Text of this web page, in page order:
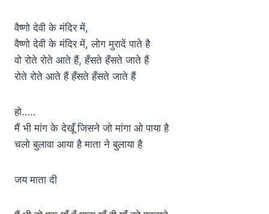
वैष्णो देवी के मंदिर में,
वैष्णो देवी के मंदिर में, लोग मुरादें पाते है
वो रोते रोते आते हैं, हँसते हँसते जाते हैं
रोते रोते आते हैं हँसते हँसते जाते हैं
हो…..
मैं भी मांग के देखूँ जिसने जो मांगा ओ पाया है
चलो बुलावा आया है माता ने बुलाया है
जय माता दी